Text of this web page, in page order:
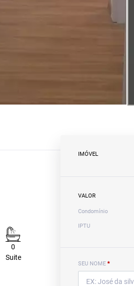
0
Suite
IMÓVEL
VALOR
Condomínio
IPTU
SEU NOME *